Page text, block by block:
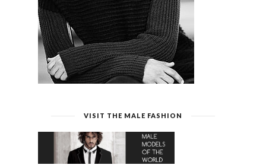
VISIT THE MALE FASHION